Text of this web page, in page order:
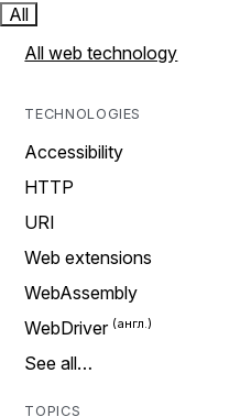
All
All web technology
TECHNOLOGIES
Accessibility
HTTP
URI
Web extensions
WebAssembly
WebDriver
See all…
TOPICS